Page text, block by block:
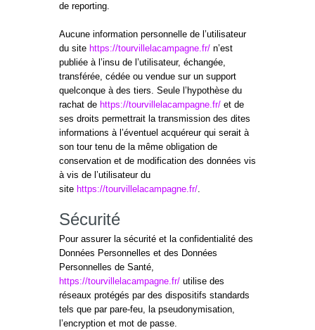
de reporting.
Aucune information personnelle de l’utilisateur
du site https://tourvillelacampagne.fr/ n’est
publiée à l’insu de l’utilisateur, échangée,
transférée, cédée ou vendue sur un support
quelconque à des tiers. Seule l’hypothèse du
rachat de https://tourvillelacampagne.fr/ et de
ses droits permettrait la transmission des dites
informations à l’éventuel acquéreur qui serait à
son tour tenu de la même obligation de
conservation et de modification des données vis
à vis de l’utilisateur du
site https://tourvillelacampagne.fr/.
Sécurité
Pour assurer la sécurité et la confidentialité des
Données Personnelles et des Données
Personnelles de Santé,
https://tourvillelacampagne.fr/ utilise des
réseaux protégés par des dispositifs standards
tels que par pare-feu, la pseudonymisation,
l’encryption et mot de passe.